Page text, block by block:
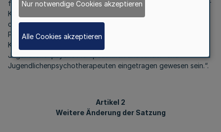
für Kinder und Jugendliche oder ein Fachpsychotherapeut für
Kinder und Jugendliche an.“.
c) Dem Satz 2 wird folgender Satz 3 angefügt:
Personen nach Satz 2 müssen bei der Wahl zur
Kammerversammlung im Wählerverzeichnis der Kinder- und
Jugendlichenpsychotherapeutinnen und Kinder- und
Jugendlichenpsychotherapeuten eingetragen gewesen sein.“.
Artikel 2
Weitere Änderung der Satzung
Nur notwendige Cookies akzeptieren
Alle Cookies akzeptieren